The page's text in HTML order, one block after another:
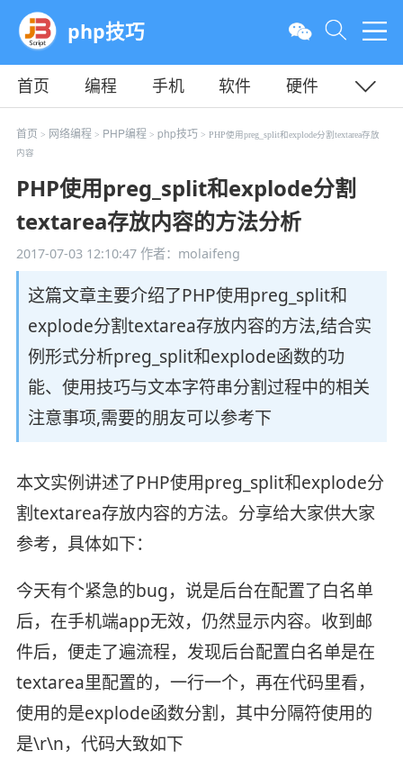
php技巧
首页 编程 手机 软件
硬件
教程
平面 服务器
首页 > 网络编程 > PHP编程 > php技巧 > PHP使用preg_split和explode分割textarea存放
内容
PHP使用preg_split和explode分割
textarea存放内容的方法分析
2017-07-03 12:10:47作者：molaifeng
这篇文章主要介绍了PHP使用preg_split和
explode分割textarea存放内容的方法,结合实
例形式分析preg_split和explode函数的功
能、使用技巧与文本字符串分割过程中的相关
注意事项,需要的朋友可以参考下
本文实例讲述了PHP使用preg_split和explode分
割textarea存放内容的方法。分享给大家供大家
参考，具体如下：
今天有个紧急的bug，说是后台在配置了白名单
后，在手机端app无效，仍然显示内容。收到邮
件后，便走了遍流程，发现后台配置白名单是在
textarea里配置的，一行一个，再在代码里看，
使用的是explode函数分割，其中分隔符使用的
是\r\n，代码大致如下